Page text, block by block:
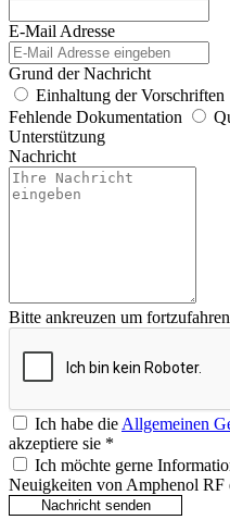
E-Mail Adresse
Grund der Nachricht
Einhaltung der Vorschriften
Fehlende Dokumentation
Unterstützung
Nachricht
Bitte ankreuzen um fortzufahren
Ich habe dieAllgemeinen
akzeptiere sie *
Ich möchte gerne
Neuigkeiten von Amphenol RF